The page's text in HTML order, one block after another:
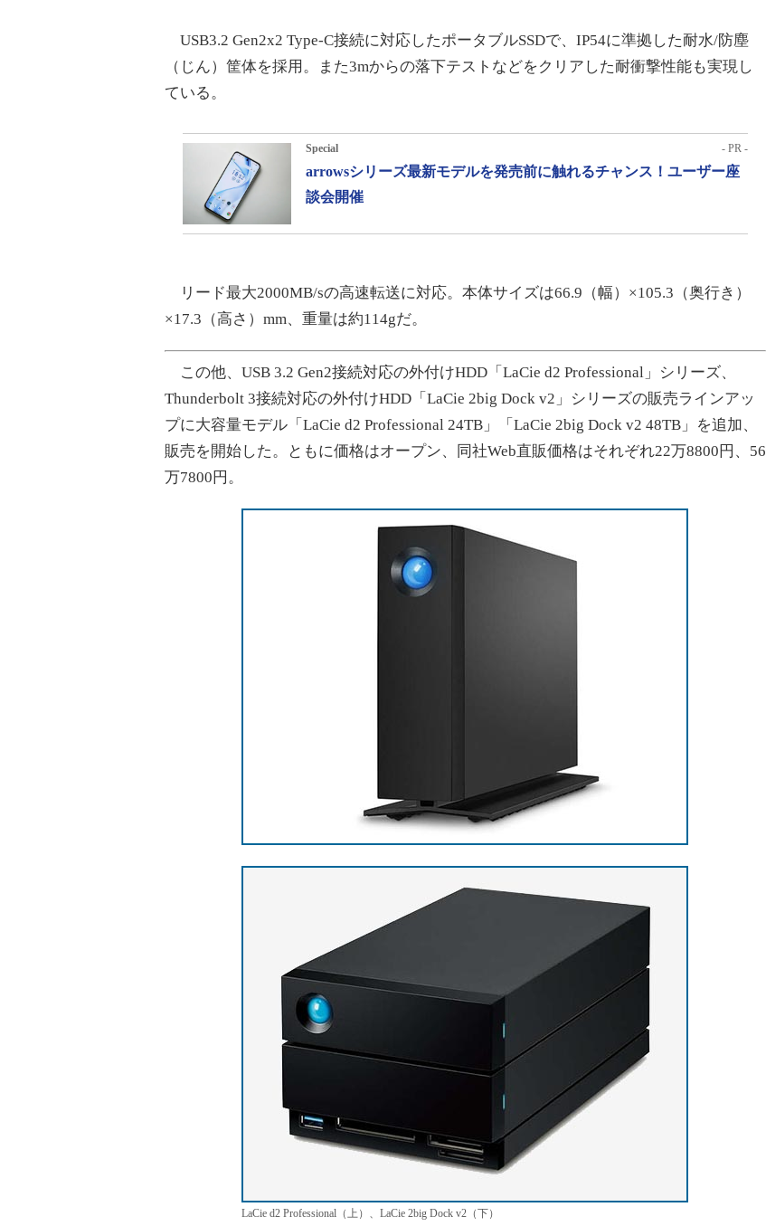
USB3.2 Gen2x2 Type-C接続に対応したポータブルSSDで、IP54に準拠した耐水/防塵
（じん）筐体を採用。また3mからの落下テストなどをクリアした耐衝撃性能も実現し
ている。
Special - PR -
arrowsシリーズ最新モデルを発売前に触れるチャンス！ユーザー座
談会開催
リード最大2000MB/sの高速転送に対応。本体サイズは66.9（幅）×105.3（奥行き）
×17.3（高さ）mm、重量は約114gだ。
この他、USB 3.2 Gen2接続対応の外付けHDD「LaCie d2 Professional」シリーズ、
Thunderbolt 3接続対応の外付けHDD「LaCie 2big Dock v2」シリーズの販売ラインアッ
プに大容量モデル「LaCie d2 Professional 24TB」「LaCie 2big Dock v2 48TB」を追加、
販売を開始した。ともに価格はオープン、同社Web直販価格はそれぞれ22万8800円、56
万7800円。
LaCie d2 Professional（上）、LaCie 2big Dock v2（下）